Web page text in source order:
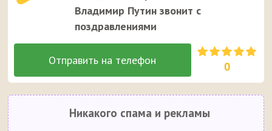
Владимир Путин звонит с
поздравлениями
0
Никакого спама и рекламы